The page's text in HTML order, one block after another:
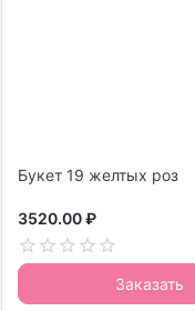
Букет 19 желтых роз
3520.00 ₽
Заказать